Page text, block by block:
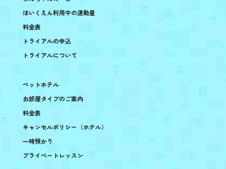
ほいくえん利用中の運動量
料金表
トライアルの申込
トライアルについて
ペットホテル
お部屋タイプのご案内
料金表
キャンセルポリシー（ホテル）
一時預かり
プライベートレッスン